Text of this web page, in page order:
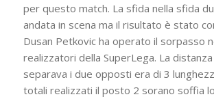
per questo match. La sfida nella sfida
andata in scena ma il risultato è stato
Dusan Petkovic ha operato il sorpasso
realizzatori della SuperLega. La
separava i due opposti era di 3
totali realizzati il posto 2 sorano soffia